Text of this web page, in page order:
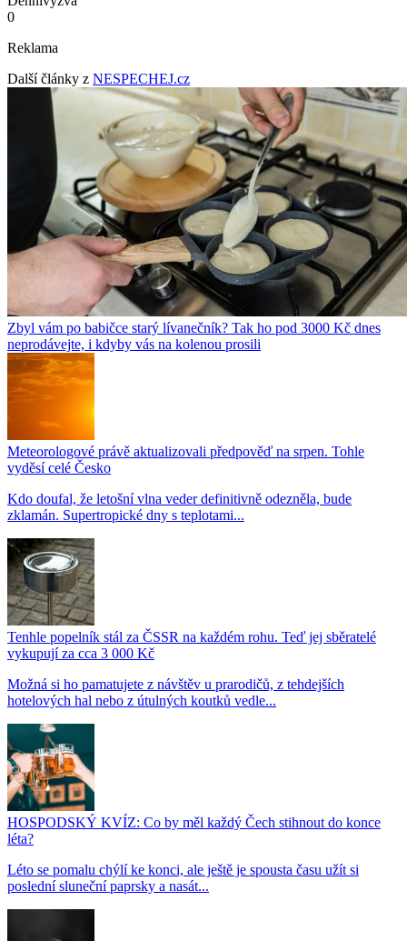
0
Reklama
Další články z NESPECHEJ.cz
Zbyl vám po babičce starý lívanečník? Tak ho pod 3000 Kč dnes
neprodávejte, i kdyby vás na kolenou prosili
Meteorologové právě aktualizovali předpověď na srpen. Tohle
vyděsí celé Česko
Kdo doufal, že letošní vlna veder definitivně odezněla, bude
zklamán. Supertropické dny s teplotami...
Tenhle popelník stál za ČSSR na každém rohu. Teď jej sběratelé
vykupují za cca 3 000 Kč
Možná si ho pamatujete z návštěv u prarodičů, z tehdejších
hotelových hal nebo z útulných koutků vedle...
HOSPODSKÝ KVÍZ: Co by měl každý Čech stihnout do konce
léta?
Léto se pomalu chýlí ke konci, ale ještě je spousta času užít si
poslední sluneční paprsky a nasát...